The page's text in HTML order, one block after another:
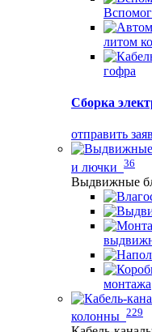
литом
гофра
Сборка
отправить
и лючки 36
Выдвижные
монтажа
колонны 229